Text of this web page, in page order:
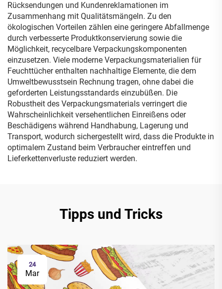
Rücksendungen und Kundenreklamationen im
Zusammenhang mit Qualitätsmängeln. Zu den
ökologischen Vorteilen zählen eine geringere Abfallmenge
durch verbesserte Produktkonservierung sowie die
Möglichkeit, recycelbare Verpackungskomponenten
einzusetzen. Viele moderne Verpackungsmaterialien für
Feuchttücher enthalten nachhaltige Elemente, die dem
Umweltbewusstsein Rechnung tragen, ohne dabei die
geforderten Leistungsstandards einzubüßen. Die
Robustheit des Verpackungsmaterials verringert die
Wahrscheinlichkeit versehentlichen Einreißens oder
Beschädigens während Handhabung, Lagerung und
Transport, wodurch sichergestellt wird, dass die Produkte in
optimalem Zustand beim Verbraucher eintreffen und
Lieferkettenverluste reduziert werden.
Tipps und Tricks
24
Mar